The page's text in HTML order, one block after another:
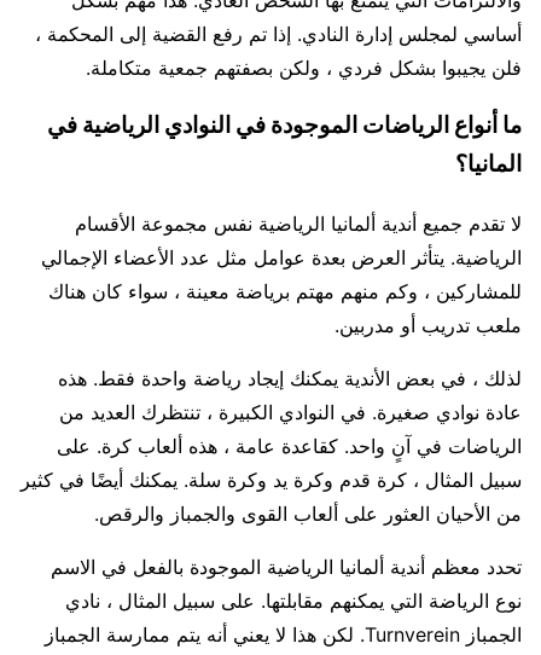
أساسي لمجلس إدارة النادي. إذا تم رفع القضية إلى المحكمة ،
فلن يجيبوا بشكل فردي ، ولكن بصفتهم جمعية متكاملة.
ما أنواع الرياضات الموجودة في النوادي الرياضية في
المانيا؟
لا تقدم جميع أندية ألمانيا الرياضية نفس مجموعة الأقسام
الرياضية. يتأثر العرض بعدة عوامل مثل عدد الأعضاء الإجمالي
للمشاركين ، وكم منهم مهتم برياضة معينة ، سواء كان هناك
ملعب تدريب أو مدربين.
لذلك ، في بعض الأندية يمكنك إيجاد رياضة واحدة فقط. هذه
عادة نوادي صغيرة. في النوادي الكبيرة ، تنتظرك العديد من
الرياضات في آنٍ واحد. كقاعدة عامة ، هذه ألعاب كرة. على
سبيل المثال ، كرة قدم وكرة يد وكرة سلة. يمكنك أيضًا في كثير
من الأحيان العثور على ألعاب القوى والجمباز والرقص.
تحدد معظم أندية ألمانيا الرياضية الموجودة بالفعل في الاسم
نوع الرياضة التي يمكنهم مقابلتها. على سبيل المثال ، نادي
الجمباز Turnverein. لكن هذا لا يعني أنه يتم ممارسة الجمباز